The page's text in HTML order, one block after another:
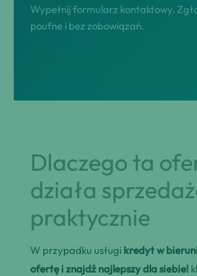
Wypełnij formularz kontaktowy.
poufne i bez zobowiązań.
Dlaczego ta
działa
praktycznie
W przypadku usługi kredyt w
ofertę i znajdź najlepszy dla siebie!